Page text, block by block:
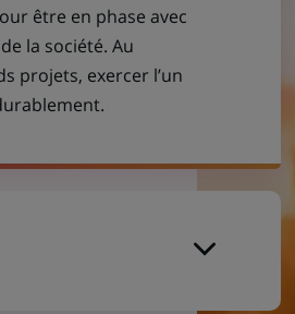
être en phase avec
la société. Au
projets, exercer l’un